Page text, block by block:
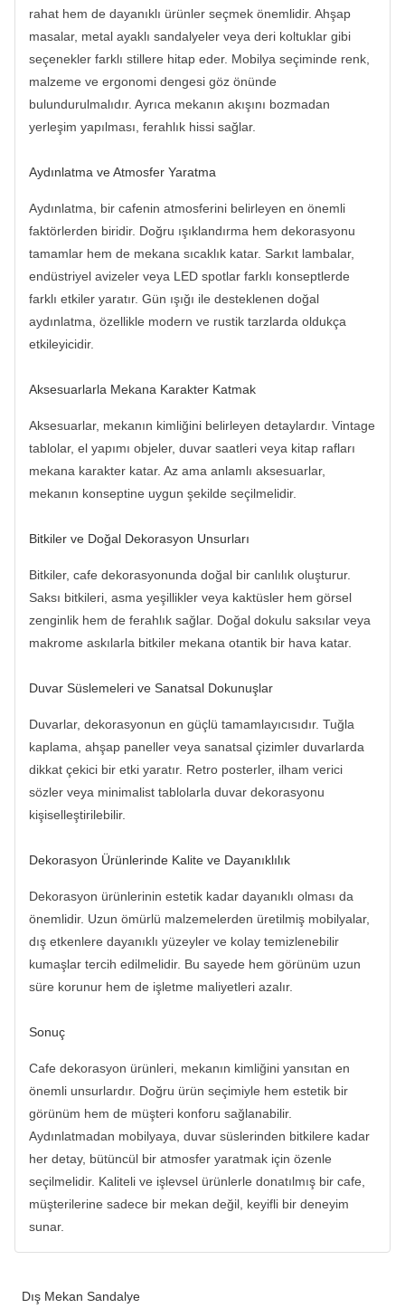
rahat hem de dayanıklı ürünler seçmek önemlidir. Ahşap
masalar, metal ayaklı sandalyeler veya deri koltuklar gibi
seçenekler farklı stillere hitap eder. Mobilya seçiminde renk,
malzeme ve ergonomi dengesi göz önünde
bulundurulmalıdır. Ayrıca mekanın akışını bozmadan
yerleşim yapılması, ferahlık hissi sağlar.
Aydınlatma ve Atmosfer Yaratma
Aydınlatma, bir cafenin atmosferini belirleyen en önemli
faktörlerden biridir. Doğru ışıklandırma hem dekorasyonu
tamamlar hem de mekana sıcaklık katar. Sarkıt lambalar,
endüstriyel avizeler veya LED spotlar farklı konseptlerde
farklı etkiler yaratır. Gün ışığı ile desteklenen doğal
aydınlatma, özellikle modern ve rustik tarzlarda oldukça
etkileyicidir.
Aksesuarlarla Mekana Karakter Katmak
Aksesuarlar, mekanın kimliğini belirleyen detaylardır. Vintage
tablolar, el yapımı objeler, duvar saatleri veya kitap rafları
mekana karakter katar. Az ama anlamlı aksesuarlar,
mekanın konseptine uygun şekilde seçilmelidir.
Bitkiler ve Doğal Dekorasyon Unsurları
Bitkiler, cafe dekorasyonunda doğal bir canlılık oluşturur.
Saksı bitkileri, asma yeşillikler veya kaktüsler hem görsel
zenginlik hem de ferahlık sağlar. Doğal dokulu saksılar veya
makrome askılarla bitkiler mekana otantik bir hava katar.
Duvar Süslemeleri ve Sanatsal Dokunuşlar
Duvarlar, dekorasyonun en güçlü tamamlayıcısıdır. Tuğla
kaplama, ahşap paneller veya sanatsal çizimler duvarlarda
dikkat çekici bir etki yaratır. Retro posterler, ilham verici
sözler veya minimalist tablolarla duvar dekorasyonu
kişiselleştirilebilir.
Dekorasyon Ürünlerinde Kalite ve Dayanıklılık
Dekorasyon ürünlerinin estetik kadar dayanıklı olması da
önemlidir. Uzun ömürlü malzemelerden üretilmiş mobilyalar,
dış etkenlere dayanıklı yüzeyler ve kolay temizlenebilir
kumaşlar tercih edilmelidir. Bu sayede hem görünüm uzun
süre korunur hem de işletme maliyetleri azalır.
Sonuç
Cafe dekorasyon ürünleri, mekanın kimliğini yansıtan en
önemli unsurlardır. Doğru ürün seçimiyle hem estetik bir
görünüm hem de müşteri konforu sağlanabilir.
Aydınlatmadan mobilyaya, duvar süslerinden bitkilere kadar
her detay, bütüncül bir atmosfer yaratmak için özenle
seçilmelidir. Kaliteli ve işlevsel ürünlerle donatılmış bir cafe,
müşterilerine sadece bir mekan değil, keyifli bir deneyim
sunar.
Dış Mekan Sandalye